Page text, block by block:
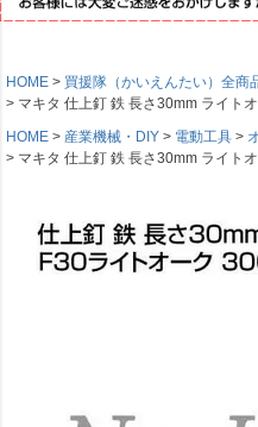
HOME
買援隊（かいえんたい）全商
マキタ 仕上釘 鉄 長さ30mm ライト
HOME
産業機械・DIY 電動工具
マキタ 仕上釘 鉄 長さ30mm ライト